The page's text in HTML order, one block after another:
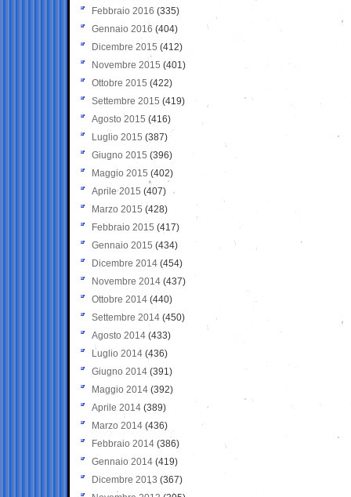
Febbraio 2016 (335)
Gennaio 2016 (404)
Dicembre 2015 (412)
Novembre 2015 (401)
Ottobre 2015 (422)
Settembre 2015 (419)
Agosto 2015 (416)
Luglio 2015 (387)
Giugno 2015 (396)
Maggio 2015 (402)
Aprile 2015 (407)
Marzo 2015 (428)
Febbraio 2015 (417)
Gennaio 2015 (434)
Dicembre 2014 (454)
Novembre 2014 (437)
Ottobre 2014 (440)
Settembre 2014 (450)
Agosto 2014 (433)
Luglio 2014 (436)
Giugno 2014 (391)
Maggio 2014 (392)
Aprile 2014 (389)
Marzo 2014 (436)
Febbraio 2014 (386)
Gennaio 2014 (419)
Dicembre 2013 (367)